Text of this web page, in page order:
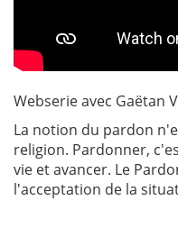
Webserie avec Gaëtan
La notion du pardon
religion. Pardonner,
vie et avancer. Le
l'acceptation de la